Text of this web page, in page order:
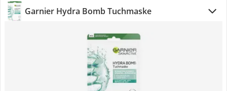
Garnier Hydra Bomb Tuchmaske